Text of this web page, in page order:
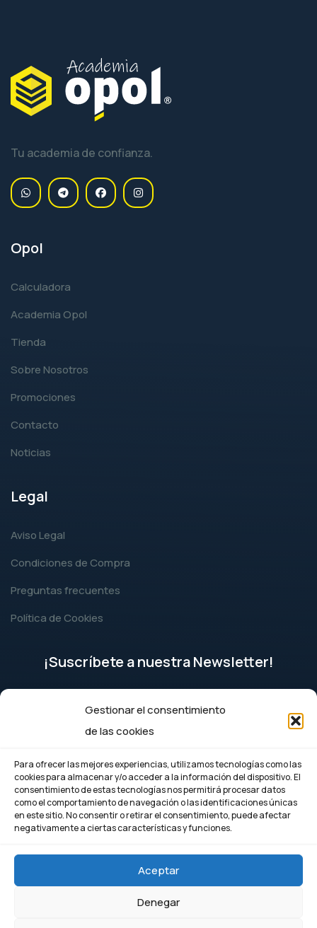
Gestionar el consentimiento
de las cookies
Para ofrecer las mejores experiencias, utilizamos tecnologías como las
cookies para almacenar y/o acceder a la información del dispositivo. El
consentimiento de estas tecnologías nos permitirá procesar datos
como el comportamiento de navegación o las identificaciones únicas
en este sitio. No consentir o retirar el consentimiento, puede afectar
negativamente a ciertas características y funciones.
Aceptar
Denegar
Tu academia de confianza.
Opol
Calculadora
Academia Opol
Tienda
Sobre Nosotros
Promociones
Contacto
Noticias
Legal
Aviso Legal
Condiciones de Compra
Preguntas frecuentes
Política de Cookies
¡Suscríbete a nuestra Newsletter!
Suscríbete